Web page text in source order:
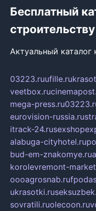
Бесплатный
Актуальный
03223.ruufille.ru
veetbox.ru
mega-press.ru
eurovision-russia.ru
itrack-24.ru
alabuga-cityhotel.ru
bud-em-znakomye.ru
korolevremont-
oooagrosnab.ru
ukrasotki.ru
sovratili.ruolecoon.ru